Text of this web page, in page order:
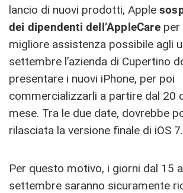
lancio di nuovi prodotti, Apple
dei dipendenti dell’AppleCareper
migliore assistenza possibile agli
settembre l’azienda di Cupertino
presentare i nuovi iPhone, per poi
commercializzarli a partire dal 20
mese. Tra le due date, dovrebbe
rilasciata la versione finale di iOS 7.
Per questo motivo, i giorni dal 15
settembre saranno sicuramente